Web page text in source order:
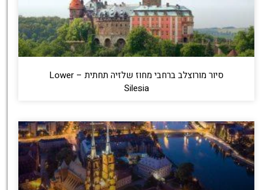
סיור מורוצלב ברחבי מחוז שלזיה תחתית – Lower
Silesia